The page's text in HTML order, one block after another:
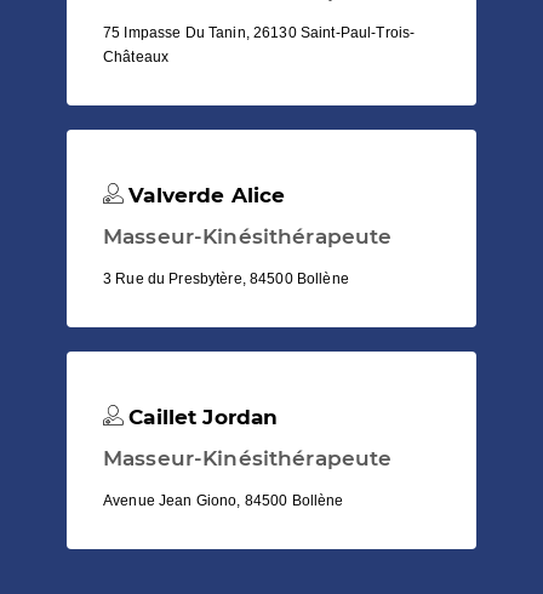
75 Impasse Du Tanin, 26130 Saint-Paul-Trois-
Châteaux
Valverde Alice
Masseur-Kinésithérapeute
3 Rue du Presbytère, 84500 Bollène
Caillet Jordan
Masseur-Kinésithérapeute
Avenue Jean Giono, 84500 Bollène